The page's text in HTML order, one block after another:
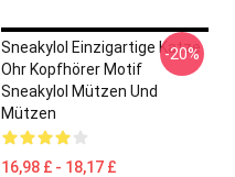
Sneakylol Einzigartige Katze
Ohr Kopfhörer Motif
Sneakylol Mützen Und
Mützen
16,98 £ - 18,17 £
-20%